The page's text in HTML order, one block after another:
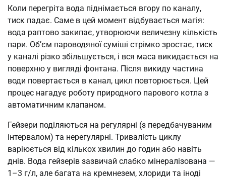
Коли перегріта вода піднімається вгору по каналу,
тиск падає. Саме в цей момент відбувається магія:
вода раптово закипає, утворюючи величезну кількість
пари. Об’єм пароводяної суміші стрімко зростає, тиск
у каналі різко збільшується, і вся маса викидається на
поверхню у вигляді фонтана. Після викиду частина
води повертається в канал, цикл повторюється. Цей
процес нагадує роботу природного парового котла з
автоматичним клапаном.
Гейзери поділяються на регулярні (з передбачуваним
інтервалом) та нерегулярні. Тривалість циклу
варіюється від кількох хвилин до годин або навіть
днів. Вода гейзерів зазвичай слабко мінералізована —
1–3 г/л, але багата на кремнезем, хлориди та іноді